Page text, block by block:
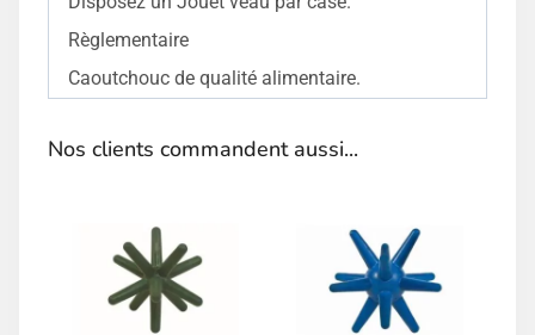
Règlementaire
Caoutchouc de qualité alimentaire.
Nos clients commandent aussi...